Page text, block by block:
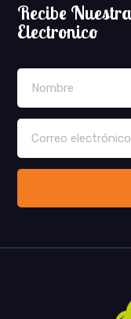
Recibe
Electronico